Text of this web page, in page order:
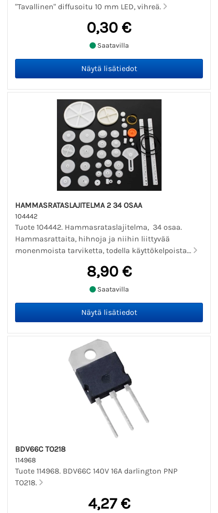
"Tavallinen" diffusoitu 10 mm LED, vihreä.
0,30 €
Saatavilla
HAMMASRATASLAJITELMA 2 34 OSAA
104442
Tuote 104442. Hammasrataslajitelma, 34 osaa.
Hammasrattaita, hihnoja ja niihin liittyvää
monenmoista tarviketta, todella käyttökelpoista...
8,90 €
Saatavilla
BDV66C TO218
114968
Tuote 114968. BDV66C 140V 16A darlington PNP
TO218.
4,27 €